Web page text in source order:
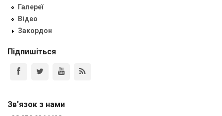
Галереї
Відео
Закордон
Підпишіться
Зв'язок з нами